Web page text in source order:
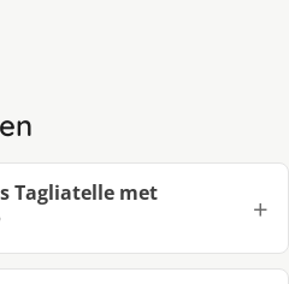
Tagliatelle met